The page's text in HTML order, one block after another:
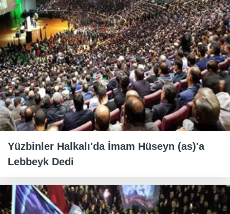
Yüzbinler Halkalı'da İmam Hüseyn (as)'a
Lebbeyk Dedi